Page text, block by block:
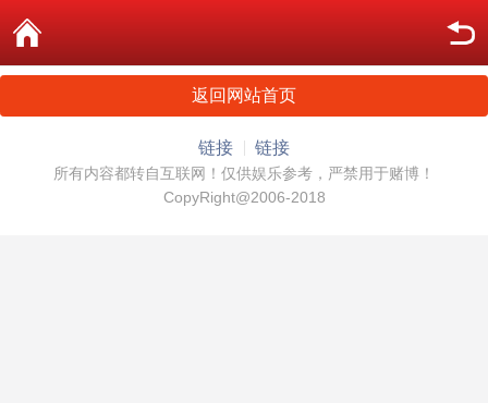
返回网站首页
链接 链接
所有内容都转自互联网！仅供娱乐参考，严禁用于赌博！
CopyRight@2006-2018